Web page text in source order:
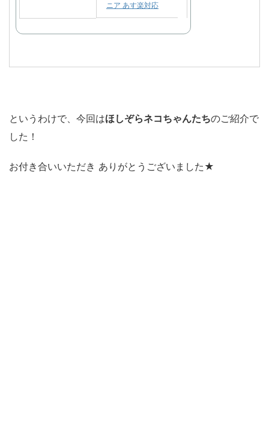
ニア あす楽対応
というわけで、今回はほしぞらネコちゃんたちのご紹介で
した！
お付き合いいただき ありがとうございました★